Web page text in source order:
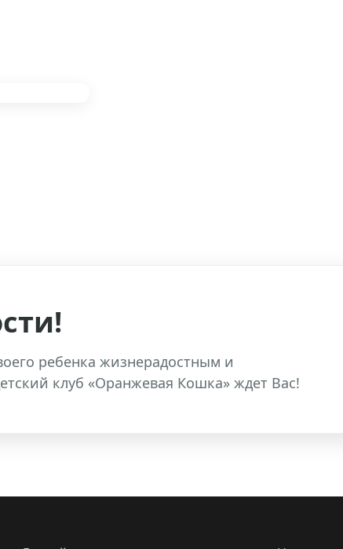
ребенка жизнерадостным и
клуб «Оранжевая Кошка» ждет Вас!